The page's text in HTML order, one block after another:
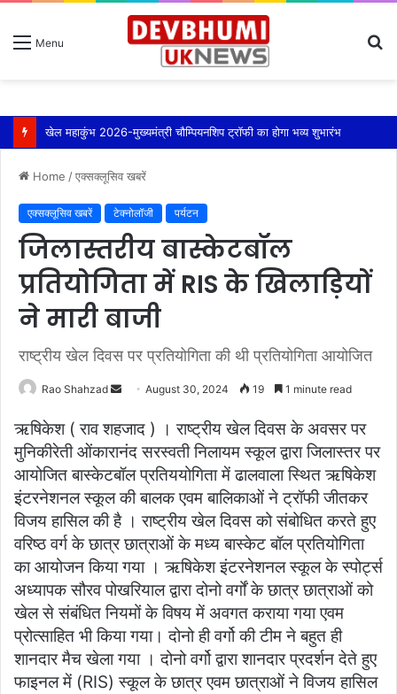
Menu
Home /एक्सक्लूसिव खबरें
एक्सक्लूसिव खबरें टेक्नोलॉजी पर्यटन
जिलास्तरीय बास्केटबॉल
प्रतियोगिता में RIS के खिलाड़ियों
ने मारी बाजी
राष्ट्रीय खेल दिवस पर प्रतियोगिता की थी प्रतियोगिता आयोजित
Rao Shahzad
Send
email
August 30, 2024 19 1 minute read
ऋषिकेश ( राव शहजाद ) । राष्ट्रीय खेल दिवस के अवसर पर
मुनिकीरेती ओंकारानंद सरस्वती निलायम स्कूल द्वारा जिलास्तर पर
आयोजित बास्केटबॉल प्रतिययोगिता में ढालवाला स्थित ऋषिकेश
इंटरनेशनल स्कूल की बालक एवम बालिकाओं ने ट्रॉफी जीतकर
विजय हासिल की है । राष्ट्रीय खेल दिवस को संबोधित करते हुए
वरिष्ठ वर्ग के छात्र छात्राओं के मध्य बास्केट बॉल प्रतियोगिता
का आयोजन किया गया । ऋषिकेश इंटरनेशनल स्कूल के स्पोर्ट्स
अध्यापक सौरव पोखरियाल द्वारा दोनो वर्गों के छात्र छात्राओं को
खेल से संबंधित नियमों के विषय में अवगत कराया गया एवम
प्रोत्साहित भी किया गया। दोनो ही वर्गो की टीम ने बहुत ही
शानदार मैच खेला गया । दोनो वर्गो द्वारा शानदार प्रदर्शन देते हुए
फाइनल में (RIS) स्कूल के छात्र एवम छात्राओं ने विजय हासिल